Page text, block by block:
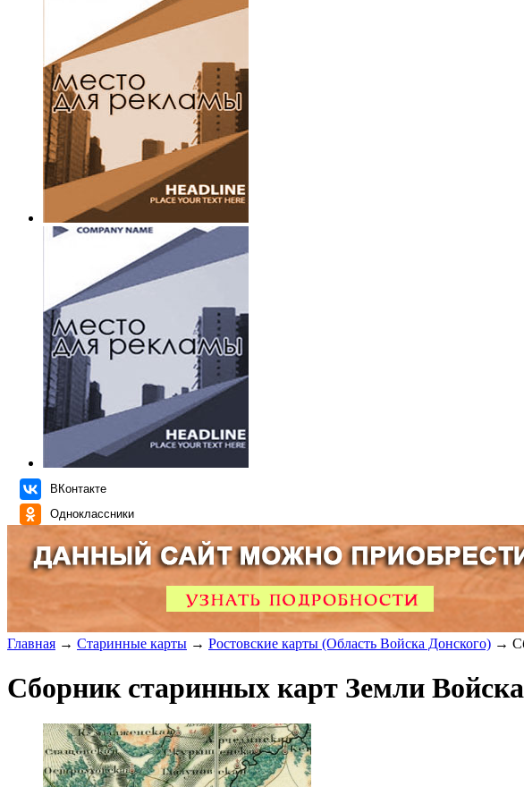
ВКонтакте
Одноклассники
Главная → Старинные карты → Ростовские карты (Область Войска Донского) →
Сборник старинных карт Земли